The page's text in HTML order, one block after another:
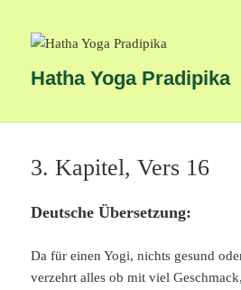
Hatha Yoga Pradipika
3. Kapitel, Vers 16
Deutsche Übersetzung:
Da für einen Yogi, nichts gesund
verzehrt alles ob mit viel